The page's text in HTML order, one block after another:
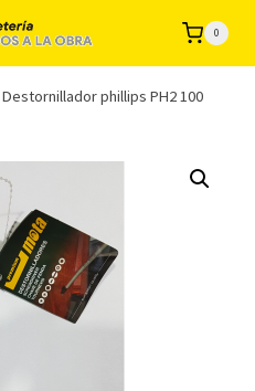
0
Destornillador phillips PH2 100